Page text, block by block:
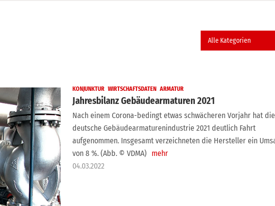
KONJUNKTUR WIRTSCHAFTSDATEN ARMATUR
Jahresbilanz Gebäudearmaturen 2021
Nach einem Corona-bedingt etwas schwächeren Vorjahr hat die
deutsche Gebäudearmaturenindustrie 2021 deutlich Fahrt
aufgenommen. Insgesamt verzeichneten die Hersteller ein
von 8 %. (Abb. © VDMA) mehr
04.03.2022